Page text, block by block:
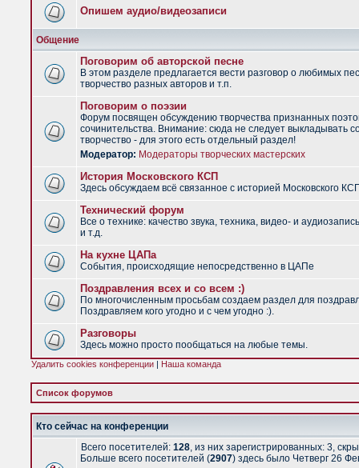
Опишем аудио/видеозаписи
Общение
Поговорим об авторской песне
В этом разделе предлагается вести разговор о любимых
творчество разных авторов и т.п.
Поговорим о поэзии
Форум посвящен обсуждению творчества признанных
сочинительства. Внимание: сюда не следует выкладывать
творчество - для этого есть отдельный раздел!
Модератор: Модераторы творческих мастерских
История Московского КСП
Здесь обсуждаем всё связанное с историей Московского
Технический форум
Все о технике: качество звука, техника, видео- и
и т.д.
На кухне ЦАПа
События, происходящие непосредственно в ЦАПе
Поздравления всех и со всем :)
По многочисленным просьбам создаем раздел для
Поздравляем кого угодно и с чем угодно :).
Разговоры
Здесь можно просто пообщаться на любые темы.
Удалить cookies конференции | Наша команда
Список форумов
Кто сейчас на конференции
Всего посетителей: 128, из них зарегистрированных: 3,
Больше всего посетителей (2907) здесь было Четверг 26